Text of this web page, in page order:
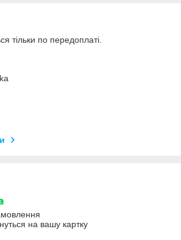
тільки по передоплаті.
на вашу картку